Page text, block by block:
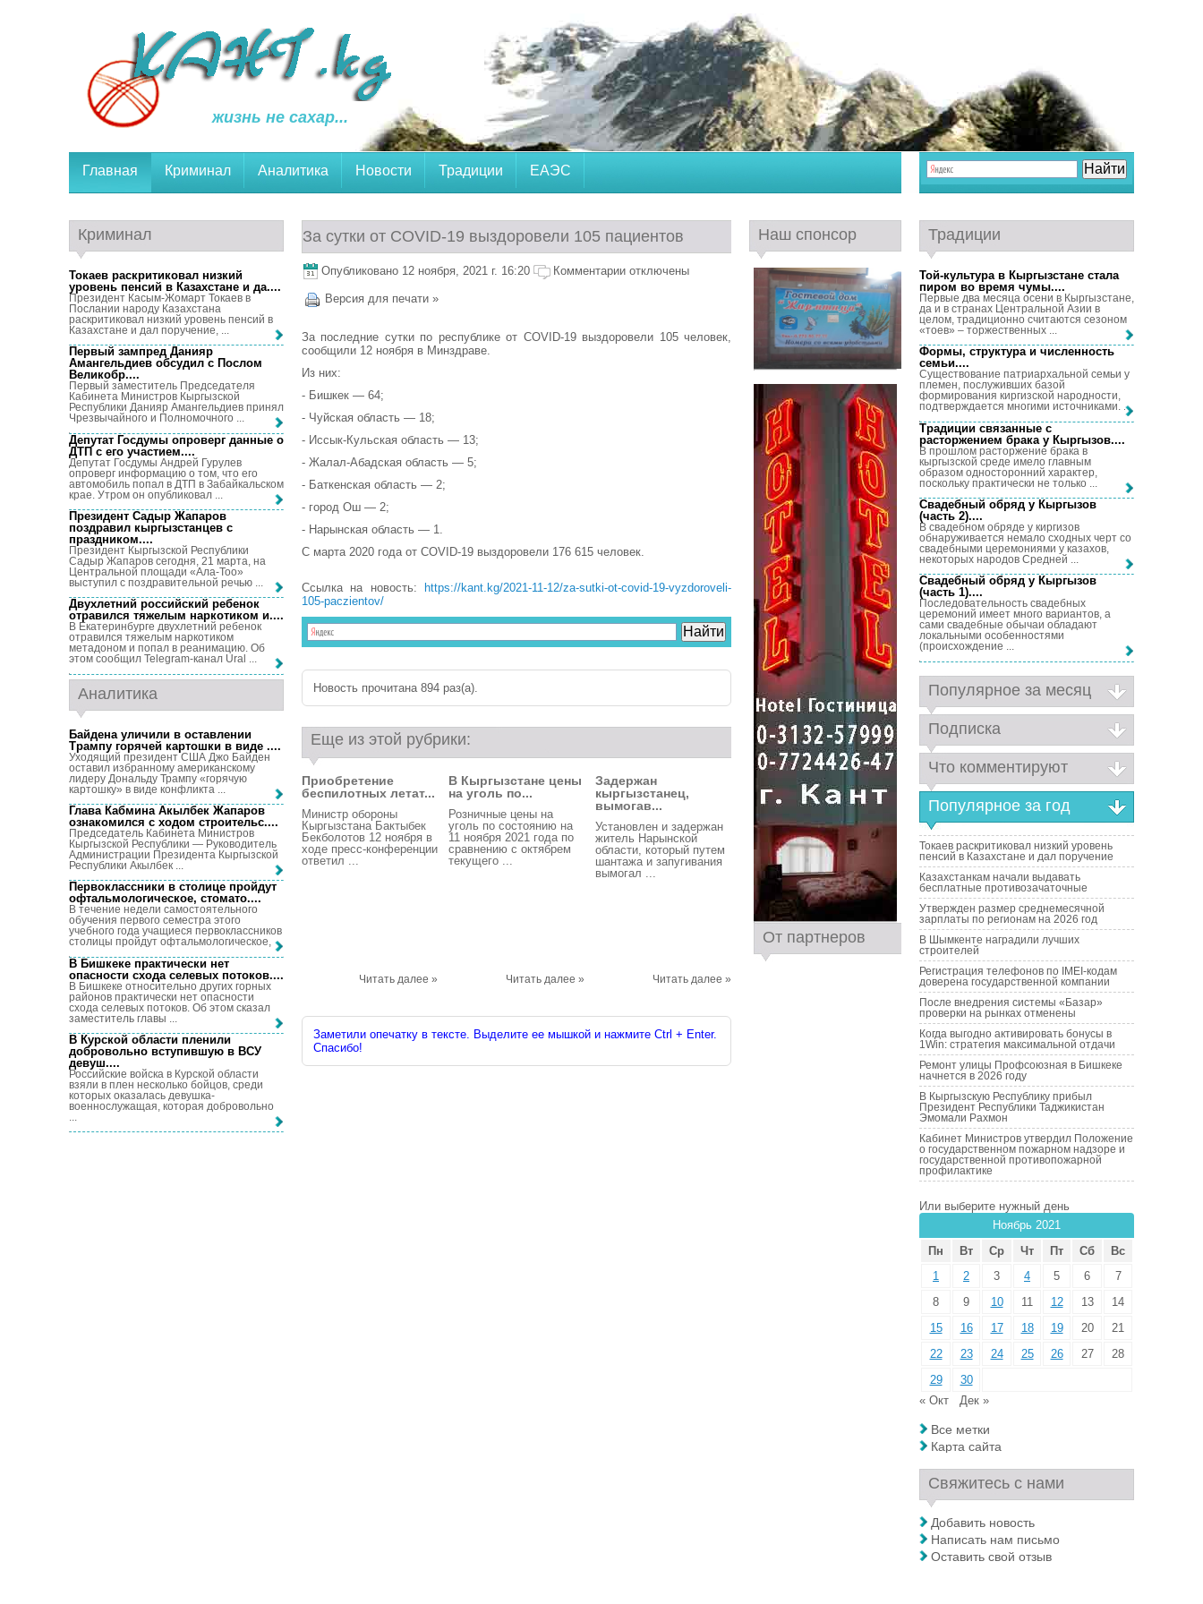
жизнь не сахар...
Главная Криминал Аналитика Новости Традиции ЕАЭС
За сутки от COVID-19 выздоровели 105 пациентов
Опубликовано 12 ноября, 2021 г. 16:20 Комментарии отключены
Версия для печати »
За последние сутки по республике от COVID-19 выздоровели 105 человек,
сообщили 12 ноября в Минздраве.
Из них:
- Бишкек — 64;
- Чуйская область — 18;
- Иссык-Кульская область — 13;
- Жалал-Абадская область — 5;
- Баткенская область — 2;
- город Ош — 2;
- Нарынская область — 1.
С марта 2020 года от COVID-19 выздоровели 176 615 человек.
Ссылка на новость:
https://kant.kg/2021-11-12/za-sutki-ot-covid-19-vyzdoroveli-
105-paczientov/
Новость прочитана 894 раз(a).
Еще из этой рубрики:
Приобретение
беспилотных летат...
Министр обороны
Кыргызстана Бактыбек
Бекболотов 12 ноября в
ходе пресс-конференции
ответил ...
Читать далее »
В Кыргызстане цены
на уголь по...
Розничные цены на
уголь по состоянию на
11 ноября 2021 года по
сравнению с октябрем
текущего ...
Читать далее »
Задержан
кыргызстанец,
вымогав...
Установлен и задержан
житель Нарынской
области, который путем
шантажа и запугивания
вымогал ...
Читать далее »
Заметили опечатку в тексте. Выделите ее мышкой и нажмите Ctrl + Enter.
Спасибо!
Криминал
Токаев раскритиковал низкий
уровень пенсий в Казахстане и да....
Президент Касым-Жомарт Токаев в
Послании народу Казахстана
раскритиковал низкий уровень пенсий в
Казахстане и дал поручение, ...
Первый зампред Данияр
Амангельдиев обсудил с Послом
Великобр....
Первый заместитель Председателя
Кабинета Министров Кыргызской
Республики Данияр Амангельдиев принял
Чрезвычайного и Полномочного ...
Депутат Госдумы опроверг данные о
ДТП с его участием....
Депутат Госдумы Андрей Гурулев
опроверг информацию о том, что его
автомобиль попал в ДТП в Забайкальском
крае. Утром он опубликовал ...
Президент Садыр Жапаров
поздравил кыргызстанцев с
праздником....
Президент Кыргызской Республики
Садыр Жапаров сегодня, 21 марта, на
Центральной площади «Ала-Тоо»
выступил с поздравительной речью ...
Двухлетний российский ребенок
отравился тяжелым наркотиком и....
В Екатеринбурге двухлетний ребенок
отравился тяжелым наркотиком
метадоном и попал в реанимацию. Об
этом сообщил Telegram-канал Ural ...
Аналитика
Байдена уличили в оставлении
Трампу горячей картошки в виде ....
Уходящий президент США Джо Байден
оставил избранному американскому
лидеру Дональду Трампу «горячую
картошку» в виде конфликта ...
Глава Кабмина Акылбек Жапаров
ознакомился с ходом строительс....
Председатель Кабинета Министров
Кыргызской Республики — Руководитель
Администрации Президента Кыргызской
Республики Акылбек ...
Первоклассники в столице пройдут
офтальмологическое, стомато....
В течение недели самостоятельного
обучения первого семестра этого
учебного года учащиеся первоклассников
столицы пройдут офтальмологическое, ...
В Бишкеке практически нет
опасности схода селевых потоков....
В Бишкеке относительно других горных
районов практически нет опасности
схода селевых потоков. Об этом сказал
заместитель главы ...
В Курской области пленили
добровольно вступившую в ВСУ
девуш....
Российские войска в Курской области
взяли в плен несколько бойцов, среди
которых оказалась девушка-
военнослужащая, которая добровольно
...
Наш спонсор
От партнеров
Традиции
Той-культура в Кыргызстане стала
пиром во время чумы....
Первые два месяца осени в Кыргызстане,
да и в странах Центральной Азии в
целом, традиционно считаются сезоном
«тоев» – торжественных ...
Формы, структура и численность
семьи....
Существование патриархальной семьи у
племен, послуживших базой
формирования киргизской народности,
подтверждается многими источниками. ...
Традиции связанные с
расторжением брака у Кыргызов....
В прошлом расторжение брака в
кыргызской среде имело главным
образом односторонний характер,
поскольку практически не только ...
Свадебный обряд у Кыргызов
(часть 2)....
В свадебном обряде у киргизов
обнаруживается немало сходных черт со
свадебными церемониями у казахов,
некоторых народов Средней ...
Свадебный обряд у Кыргызов
(часть 1)....
Последовательность свадебных
церемоний имеет много вариантов, а
сами свадебные обычаи обладают
локальными особенностями
(происхождение ...
Популярное за месяц
Подписка
Что комментируют
Популярное за год
Токаев раскритиковал низкий уровень
пенсий в Казахстане и дал поручение
Казахстанкам начали выдавать
бесплатные противозачаточные
Утвержден размер среднемесячной
зарплаты по регионам на 2026 год
В Шымкенте наградили лучших
строителей
Регистрация телефонов по IMEI-кодам
доверена государственной компании
После внедрения системы «Базар»
проверки на рынках отменены
Когда выгодно активировать бонусы в
1Win: стратегия максимальной отдачи
Ремонт улицы Профсоюзная в Бишкеке
начнется в 2026 году
В Кыргызскую Республику прибыл
Президент Республики Таджикистан
Эмомали Рахмон
Кабинет Министров утвердил Положение
о государственном пожарном надзоре и
государственной противопожарной
профилактике
Или выберите нужный день
Ноябрь 2021
Пн
Вт Ср Чт Пт Сб
Вс
1
2 3 4 5 6
7
8
9 10 11 12 13
14
15
16 17 18 19 20
21
22
23 24 25 26 27
28
29
30
« Окт
Дек »
Все метки
Карта сайта
Свяжитесь с нами
Добавить новость
Написать нам письмо
Оставить свой отзыв